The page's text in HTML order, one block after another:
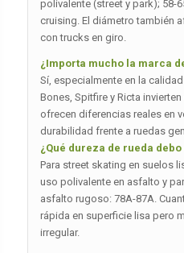
polivalente (street y park); 58-
cruising. El diámetro también
con trucks en giro.
¿Importa mucho la marca
Sí, especialmente en la
Bones, Spitfire y Ricta
ofrecen diferencias reales en
durabilidad frente a ruedas
¿Qué dureza de rueda
Para street skating en suelos
uso polivalente en asfalto y
asfalto rugoso: 78A-87A.
rápida en superficie lisa pero
irregular.